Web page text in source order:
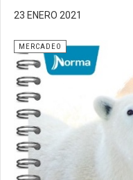
23 ENERO 2021
MERCADEO